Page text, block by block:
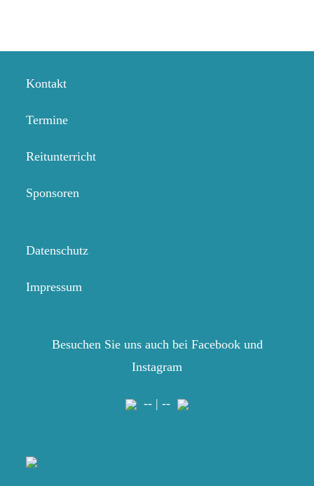
Kontakt
Termine
Reitunterricht
Sponsoren
Datenschutz
Impressum
Besuchen Sie uns auch bei Facebook und
Instagram
-- | --